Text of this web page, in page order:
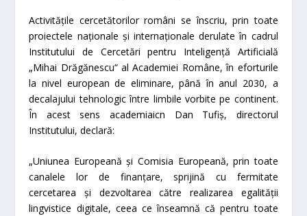
Activitățile cercetătorilor români se înscriu, prin toate
proiectele naționale și internaționale derulate în cadrul
Institutului de Cercetări pentru Inteligență Artificială
„Mihai Drăgănescu“ al Academiei Române, în eforturile
la nivel european de eliminare, până în anul 2030, a
decalajului tehnologic între limbile vorbite pe continent.
În acest sens academiaicn Dan Tufiș, directorul
Institutului, declară:
„Uniunea Europeană și Comisia Europeană, prin toate
canalele lor de finanțare, sprijină cu fermitate
cercetarea și dezvoltarea către realizarea egalității
lingvistice digitale, ceea ce înseamnă că pentru toate